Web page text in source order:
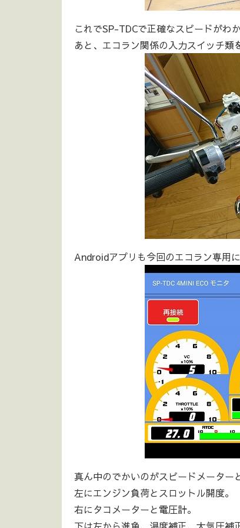
これでSP-TDCで正確なスピードがわか
あと、エコラン関係の入力スイッチ類
Androidアプリも今回のエコラン専用
真ん中のでかいのがスピードメーター
左にエンジン負荷とスロットル開度。
右にタコメーターと電圧計。
下は左から進角、温度補正、大気圧補